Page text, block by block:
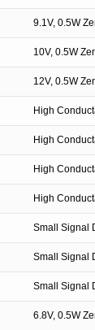
9.1V, 0.5W
10V, 0.5W
12V, 0.5W
High
High
High
High
Small Signal
Small Signal
Small Signal
6.8V, 0.5W